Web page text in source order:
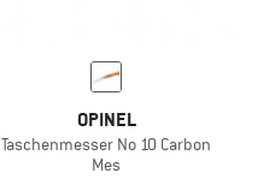
OPINEL
Taschenmesser No 10 Carbon
Mes